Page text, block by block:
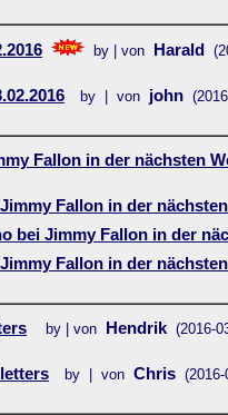
by | von Harald
by | von john
Fallon in der nächsten
Fallon in der
bei Jimmy Fallon in der
Fallon in der
by | von Hendrik (2016-
by | von Chris